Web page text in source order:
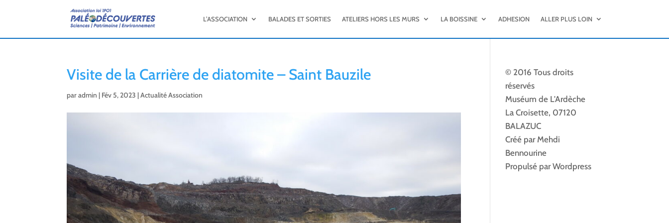
L’ASSOCIATION BALADES ET SORTIES ATELIERS HORS LES MURS LA BOISSINE ADHESION ALLER PLUS LOIN
Visite de la Carrière de diatomite – Saint Bauzile
paradmin | Fév 5, 2023 |Actualité Association
© 2016 Tous droits
réservés
Muséum de L'Ardèche
La Croisette, 07120
BALAZUC
Créé par Mehdi
Bennourine
Propulsé par Wordpress